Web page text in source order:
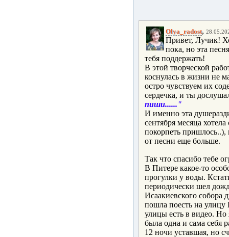
Olya_radost,
Привет, Лучик!
пока, но эта
тебя поддержать!
В этой творческой
коснулась в жизни не
остро чувствуем их
сердечка, и ты
пиши......"
И именно эта
сентября месяца
покорпеть пришлось..),
от песни еще больше.
Так что спасибо тебе
В Питере какое-то
прогулки у воды.
периодически шел
Исаакиевского собора
пошла поесть на
улицы есть в видео.
была одна и сама себя
12 ночи уставшая, но